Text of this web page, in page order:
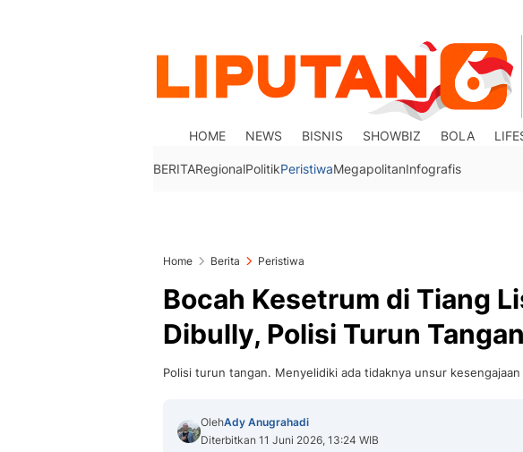
HOME NEWS BISNIS SHOWBIZ BOLA
BERITARegionalPolitikPeristiwaMegapolitanInfografis
Home Berita Peristiwa
Bocah Kesetrum di Tiang
Dibully, Polisi Turun Tangan
Polisi turun tangan. Menyelidiki ada tidaknya unsur
OlehAdy Anugrahadi
Diterbitkan 11 Juni 2026, 13:24 WIB